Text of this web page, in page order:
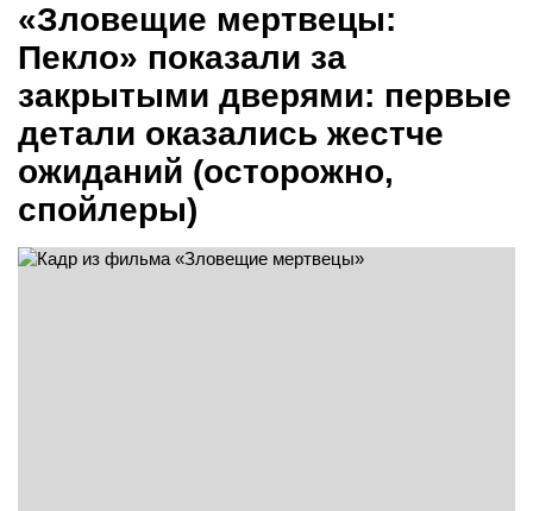
«Зловещие мертвецы:
Пекло» показали за
закрытыми дверями: первые
детали оказались жестче
ожиданий (осторожно,
спойлеры)